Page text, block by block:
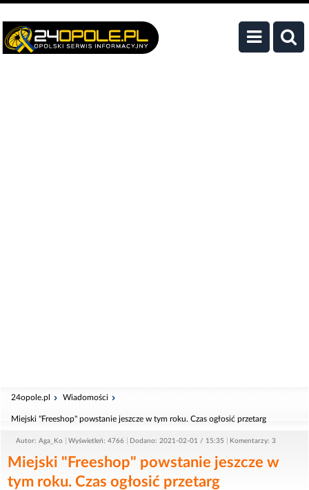
24opole.pl Wiadomości
Miejski "Freeshop" powstanie jeszcze w tym roku. Czas ogłosić przetarg
Autor: Aga_Ko Wyświetleń: 4766 Dodano: 2021-02-01 / 15:35 Komentarzy: 3
Miejski "Freeshop" powstanie jeszcze w
tym roku. Czas ogłosić przetarg